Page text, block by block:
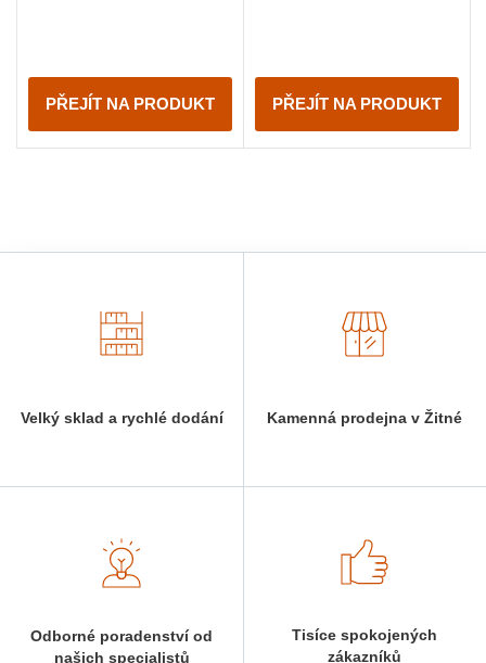
PŘEJÍT NA PRODUKT PŘEJÍT NA PRODUKT
Velký sklad a rychlé dodání Kamenná prodejna v Žitné
Odborné poradenství od
našich specialistů
Tisíce spokojených
zákazníků